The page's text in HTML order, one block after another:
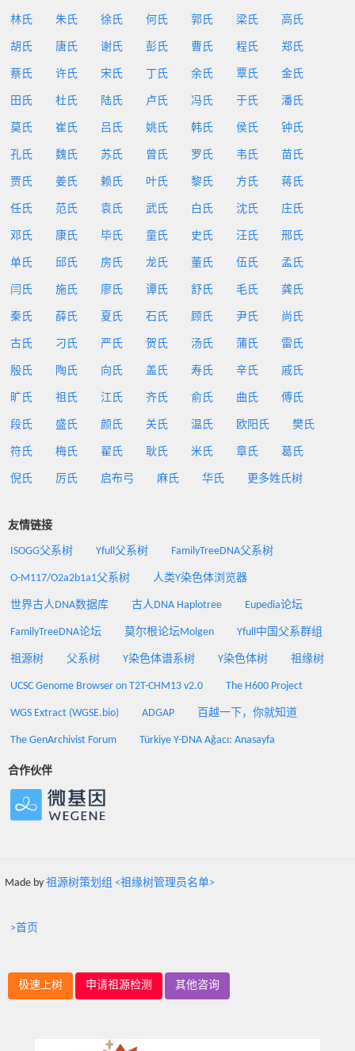
林氏 朱氏 徐氏 何氏 郭氏 梁氏 高氏
胡氏 唐氏 谢氏 彭氏 曹氏 程氏 郑氏
蔡氏 许氏 宋氏 丁氏 余氏 覃氏 金氏
田氏 杜氏 陆氏 卢氏 冯氏 于氏 潘氏
莫氏 崔氏 吕氏 姚氏 韩氏 侯氏 钟氏
孔氏 魏氏 苏氏 曾氏 罗氏 韦氏 苗氏
贾氏 姜氏 赖氏 叶氏 黎氏 方氏 蒋氏
任氏 范氏 袁氏 武氏 白氏 沈氏 庄氏
邓氏 康氏 毕氏 童氏 史氏 汪氏 邢氏
单氏 邱氏 房氏 龙氏 董氏 伍氏 孟氏
闫氏 施氏 廖氏 谭氏 舒氏 毛氏 龚氏
秦氏 薛氏 夏氏 石氏 顾氏 尹氏 尚氏
古氏 刁氏 严氏 贺氏 汤氏 蒲氏 雷氏
殷氏 陶氏 向氏 盖氏 寿氏 辛氏 戚氏
旷氏 祖氏 江氏 齐氏 俞氏 曲氏 傅氏
段氏 盛氏 颜氏 关氏 温氏 欧阳氏 樊氏
符氏 梅氏 翟氏 耿氏 米氏 章氏 葛氏
倪氏 厉氏 启布弓 麻氏 华氏 更多姓氏树
友情链接
ISOGG父系树 Yfull父系树 FamilyTreeDNA父系树
O-M117/O2a2b1a1父系树 人类Y染色体浏览器
世界古人DNA数据库 古人DNA Haplotree Eupedia论坛
FamilyTreeDNA论坛 莫尔根论坛Molgen Yfull中国父系群组
祖源树 父系树 Y染色体谱系树 Y染色体树 祖缘树
UCSC Genome Browser on T2T-CHM13 v2.0 The H600 Project
WGS Extract (WGSE.bio) ADGAP 百越一下，你就知道
The GenArchivist Forum Türkiye Y-DNA Ağacı: Anasayfa
合作伙伴
Made by 祖源树策划组 <祖缘树管理员名单>
>首页
极速上树 申请祖源检测 其他咨询